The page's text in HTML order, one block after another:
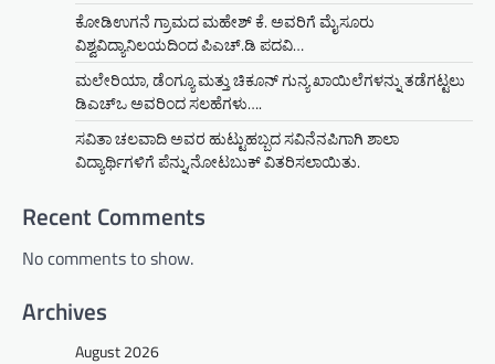
ಕೋಡಿಉಗನೆ ಗ್ರಾಮದ ಮಹೇಶ್ ಕೆ. ಅವರಿಗೆ ಮೈಸೂರು
ವಿಶ್ವವಿದ್ಯಾನಿಲಯದಿಂದ ಪಿಎಚ್.ಡಿ ಪದವಿ…
ಮಲೇರಿಯಾ, ಡೆಂಗ್ಯೂ ಮತ್ತು ಚಿಕೂನ್ ಗುನ್ಯ ಖಾಯಿಲೆಗಳನ್ನು ತಡೆಗಟ್ಟಲು
ಡಿಎಚ್‌ಒ ಅವರಿಂದ ಸಲಹೆಗಳು….
ಸವಿತಾ ಚಲವಾದಿ ಅವರ ಹುಟ್ಟುಹಬ್ಬದ ಸವಿನೆನಪಿಗಾಗಿ ಶಾಲಾ
ವಿದ್ಯಾರ್ಥಿಗಳಿಗೆ ಪೆನ್ನು,ನೋಟಬುಕ್ ವಿತರಿಸಲಾಯಿತು.
Recent Comments
No comments to show.
Archives
August 2026